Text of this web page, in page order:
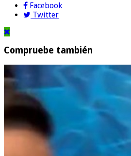
Facebook
Twitter
Compruebe también